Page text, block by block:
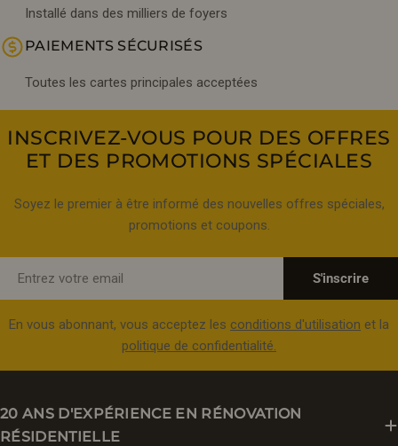
Installé dans des milliers de foyers
PAIEMENTS SÉCURISÉS
Toutes les cartes principales acceptées
INSCRIVEZ-VOUS POUR DES OFFRES
ET DES PROMOTIONS SPÉCIALES
Soyez le premier à être informé des nouvelles offres spéciales,
promotions et coupons.
S'inscrire
En vous abonnant, vous acceptez les conditions d'utilisation et la
politique de confidentialité.
20 ANS D'EXPÉRIENCE EN RÉNOVATION
RÉSIDENTIELLE